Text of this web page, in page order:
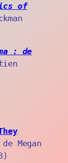
of
: de
Megan